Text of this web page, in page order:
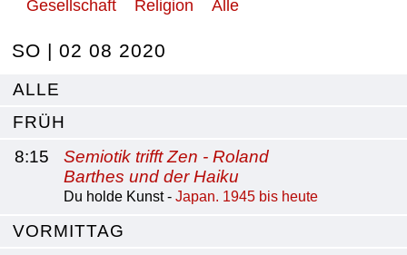
Gesellschaft
Religion Alle
SO | 02 08 2020
ALLE
FRÜH
8:15
Semiotik trifft Zen - Roland
Barthes und der Haiku
Du holde Kunst - Japan. 1945 bis heute
VORMITTAG